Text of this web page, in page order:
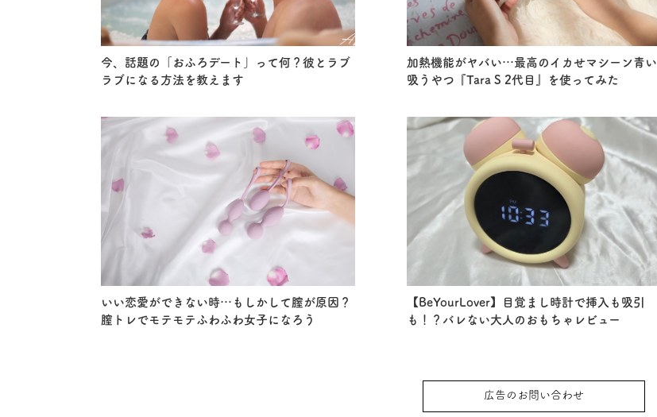
今、話題の「おふろデート」って何？彼とラブ
ラブになる方法を教えます
加熱機能がヤバい…最高のイカせマシーン青い
吸うやつ『Tara S 2代目』を使ってみた
いい恋愛ができない時…もしかして膣が原因？
膣トレでモテモテふわふわ女子になろう
【BeYourLover】目覚まし時計で挿入も吸引
も！？バレない大人のおもちゃレビュー
広告のお問い合わせ